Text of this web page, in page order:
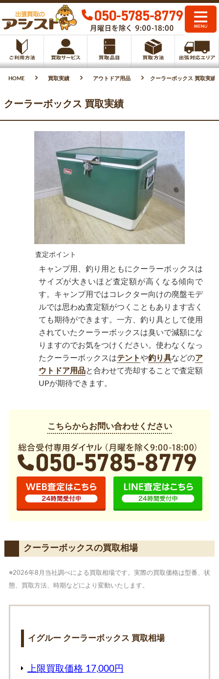
HOME 買取実績 アウトドア用品 クーラーボックス 買取実績
クーラーボックス 買取実績
査定ポイント
キャンプ用、釣り用ともにクーラーボックスは
サイズが大きいほど査定額が高くなる傾向で
す。キャンプ用ではコレクター向けの廃盤モデ
ルでは思わぬ査定額がつくこともあります古く
ても期待ができます。一方、釣り具として使用
されていたクーラーボックスは臭いで減額にな
りますのでお気をつけください。使わなくなっ
たクーラーボックスはテントや釣り具などのア
ウトドア用品と合わせて売却することで査定額
UPが期待できます。
こちらからお問い合わせください
クーラーボックスの買取相場
※2026年8月当社調べによる買取相場です。実際の買取価格は型番、状
態、買取方法、時期などにより変動いたします。
イグルー クーラーボックス 買取相場
上限買取価格 17,000円